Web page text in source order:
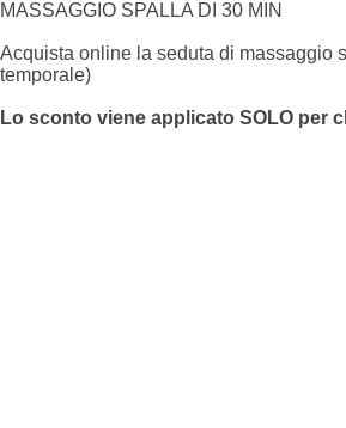
MASSAGGIO SPALLA DI 30 MIN
Acquista online la seduta di massaggio
temporale)
Lo sconto viene applicato SOLO per